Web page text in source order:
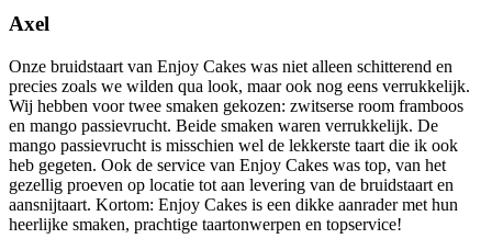
Axel
Onze bruidstaart van Enjoy Cakes was niet alleen schitterend en
precies zoals we wilden qua look, maar ook nog eens verrukkelijk.
Wij hebben voor twee smaken gekozen: zwitserse room framboos
en mango passievrucht. Beide smaken waren verrukkelijk. De
mango passievrucht is misschien wel de lekkerste taart die ik ook
heb gegeten. Ook de service van Enjoy Cakes was top, van het
gezellig proeven op locatie tot aan levering van de bruidstaart en
aansnijtaart. Kortom: Enjoy Cakes is een dikke aanrader met hun
heerlijke smaken, prachtige taartonwerpen en topservice!